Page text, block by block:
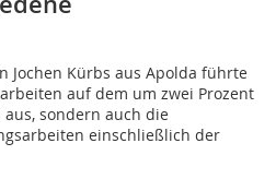
Jochen Kürbs aus Apolda führte
auf dem um zwei Prozent
sondern auch die
einschließlich der